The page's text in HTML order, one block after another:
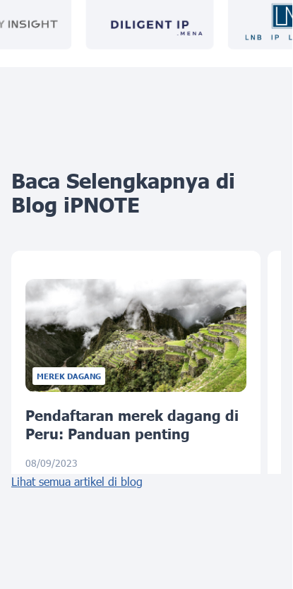
Baca Selengkapnya di
Blog iPNOTE
MEREK DAGANG
Pendaftaran merek dagang di
Peru: Panduan penting
08/09/2023
Lihat semua artikel di blog